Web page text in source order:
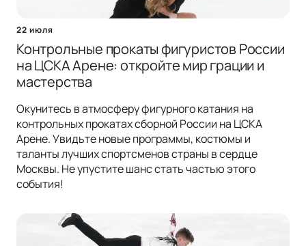
22 июля
Контрольные прокаты фигуристов России
на ЦСКА Арене: откройте мир грации и
мастерства
Окунитесь в атмосферу фигурного катания на
контрольных прокатах сборной России на ЦСКА
Арене. Увидьте новые программы, костюмы и
таланты лучших спортсменов страны в сердце
Москвы. Не упустите шанс стать частью этого
события!